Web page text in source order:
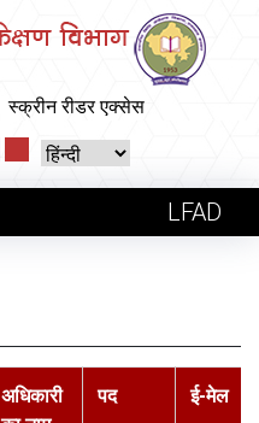
स्क्रीन रीडर एक्सेस
LFAD
अधिकारी
पद ई-मेल